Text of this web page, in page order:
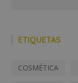
ETIQUETAS
COSMÉTICA